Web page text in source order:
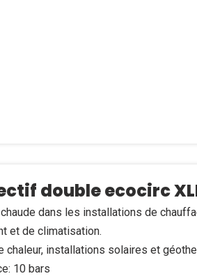
double ecocirc
dans les installations de
et de climatisation.
chaleur, installations solaires et
10 bars